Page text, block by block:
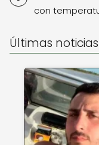
con
Últimas noticias